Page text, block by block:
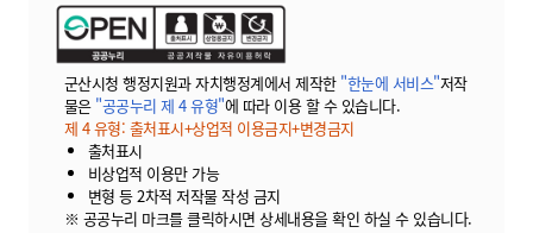
군산시청 행정지원과 자치행정계에서 제작한 "한눈에 서비스"저작
물은 "공공누리 제 4 유형"에 따라 이용 할 수 있습니다.
제 4 유형: 출처표시+상업적 이용금지+변경금지
출처표시
비상업적 이용만 가능
변형 등 2차적 저작물 작성 금지
※ 공공누리 마크를 클릭하시면 상세내용을 확인 하실 수 있습니다.